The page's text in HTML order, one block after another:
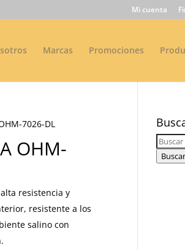
Mi cuenta
Marcas Promociones
7026-DL
OHM-
resistencia y
resistente a los
salino con
Buscar
por:
Buscar